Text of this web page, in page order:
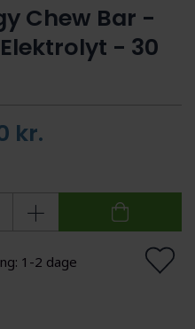
Chew Bar -
- 30
kr.
1-2 dage